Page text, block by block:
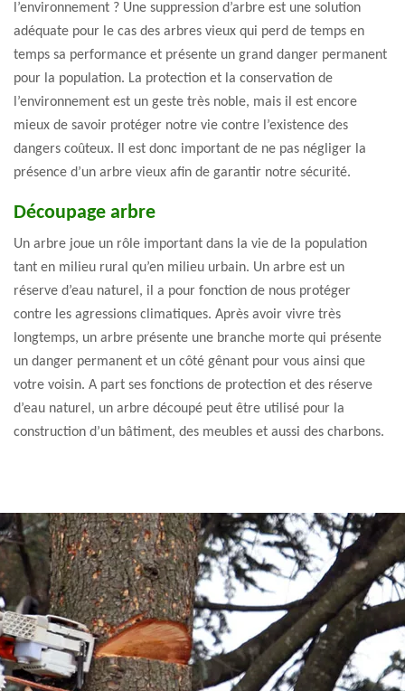
l’environnement ? Une suppression d’arbre est une solution
adéquate pour le cas des arbres vieux qui perd de temps en
temps sa performance et présente un grand danger permanent
pour la population. La protection et la conservation de
l’environnement est un geste très noble, mais il est encore
mieux de savoir protéger notre vie contre l’existence des
dangers coûteux. Il est donc important de ne pas négliger la
présence d’un arbre vieux afin de garantir notre sécurité.
Découpage arbre
Un arbre joue un rôle important dans la vie de la population
tant en milieu rural qu’en milieu urbain. Un arbre est un
réserve d’eau naturel, il a pour fonction de nous protéger
contre les agressions climatiques. Après avoir vivre très
longtemps, un arbre présente une branche morte qui présente
un danger permanent et un côté gênant pour vous ainsi que
votre voisin. A part ses fonctions de protection et des réserve
d’eau naturel, un arbre découpé peut être utilisé pour la
construction d’un bâtiment, des meubles et aussi des charbons.